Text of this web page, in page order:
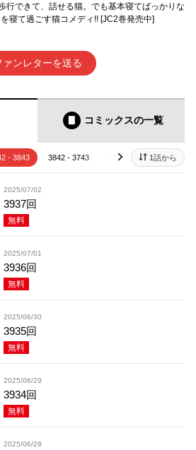
行できて、話せる猫。でも基本寝てばっかりな
寝て過ごす猫コメディ!! [JC2巻発売中]
ァンレターを送る
コミックスの一覧
- 3843 3842 - 3743 3742 - 3643 3642 -
next 1話から
2025/07/02
3937回
無料
2025/07/01
3936回
無料
2025/06/30
3935回
無料
2025/06/29
3934回
無料
2025/06/28